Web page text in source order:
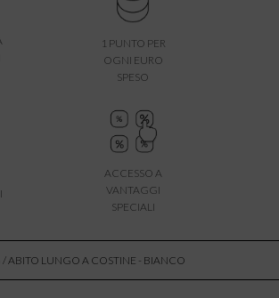
1 PUNTO PER
OGNI EURO
SPESO
ACCESSO A
VANTAGGI
SPECIALI
/ ABITO LUNGO A COSTINE - BIANCO